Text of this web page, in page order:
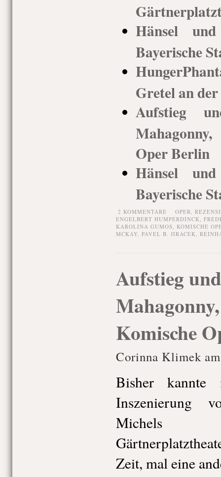
Hänsel
Bayerische
Gretel an
Aufstieg
Mahagonny,
Oper Berlin
Hänsel
Bayerische
2 KOMMENTARE OPER,
ENGELBERT HUMPERDINCK,
KAROLINA GUMOS, KOMISCHE
MCKAY, PAVEL B. JIRACEK,
Aufstieg
Komische
Corinna Klimek
Bisher
Inszenierung
Michels
Zeit, mal eine